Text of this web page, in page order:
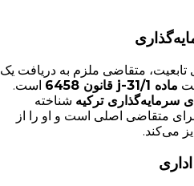
تابعیت، متقاضی ملزم به دریافت یک
ماده 31/1-j قانون 6458
است.
سرمایه‌گذاری ترکیه شناخته
متقاضی اصلی است و او را از
می‌کند.